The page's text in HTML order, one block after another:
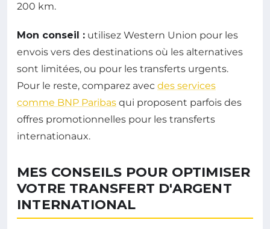
200 km.
Mon conseil : utilisez Western Union pour les
envois vers des destinations où les alternatives
sont limitées, ou pour les transferts urgents.
Pour le reste, comparez avec des services
comme BNP Paribas qui proposent parfois des
offres promotionnelles pour les transferts
internationaux.
MES CONSEILS POUR OPTIMISER
VOTRE TRANSFERT D'ARGENT
INTERNATIONAL